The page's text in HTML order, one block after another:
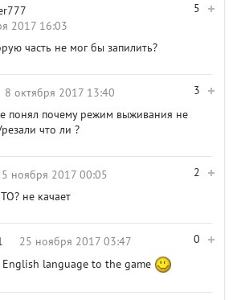
5
2017 16:03
часть не мог бы запилить?
3
8 октября 2017 13:40
понял почему режим выживания не
что ли ?
2
5 ноября 2017 00:05
не качает
0
25 ноября 2017 03:47
English language to the game